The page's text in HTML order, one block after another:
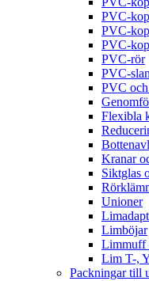
PVC-
PVC-
PVC-
PVC-rör
PVC-
PVC
Flexibla
Kranar
Siktglas
Unioner
Limböjar
Limmuff
Lim T-,
Packningar till